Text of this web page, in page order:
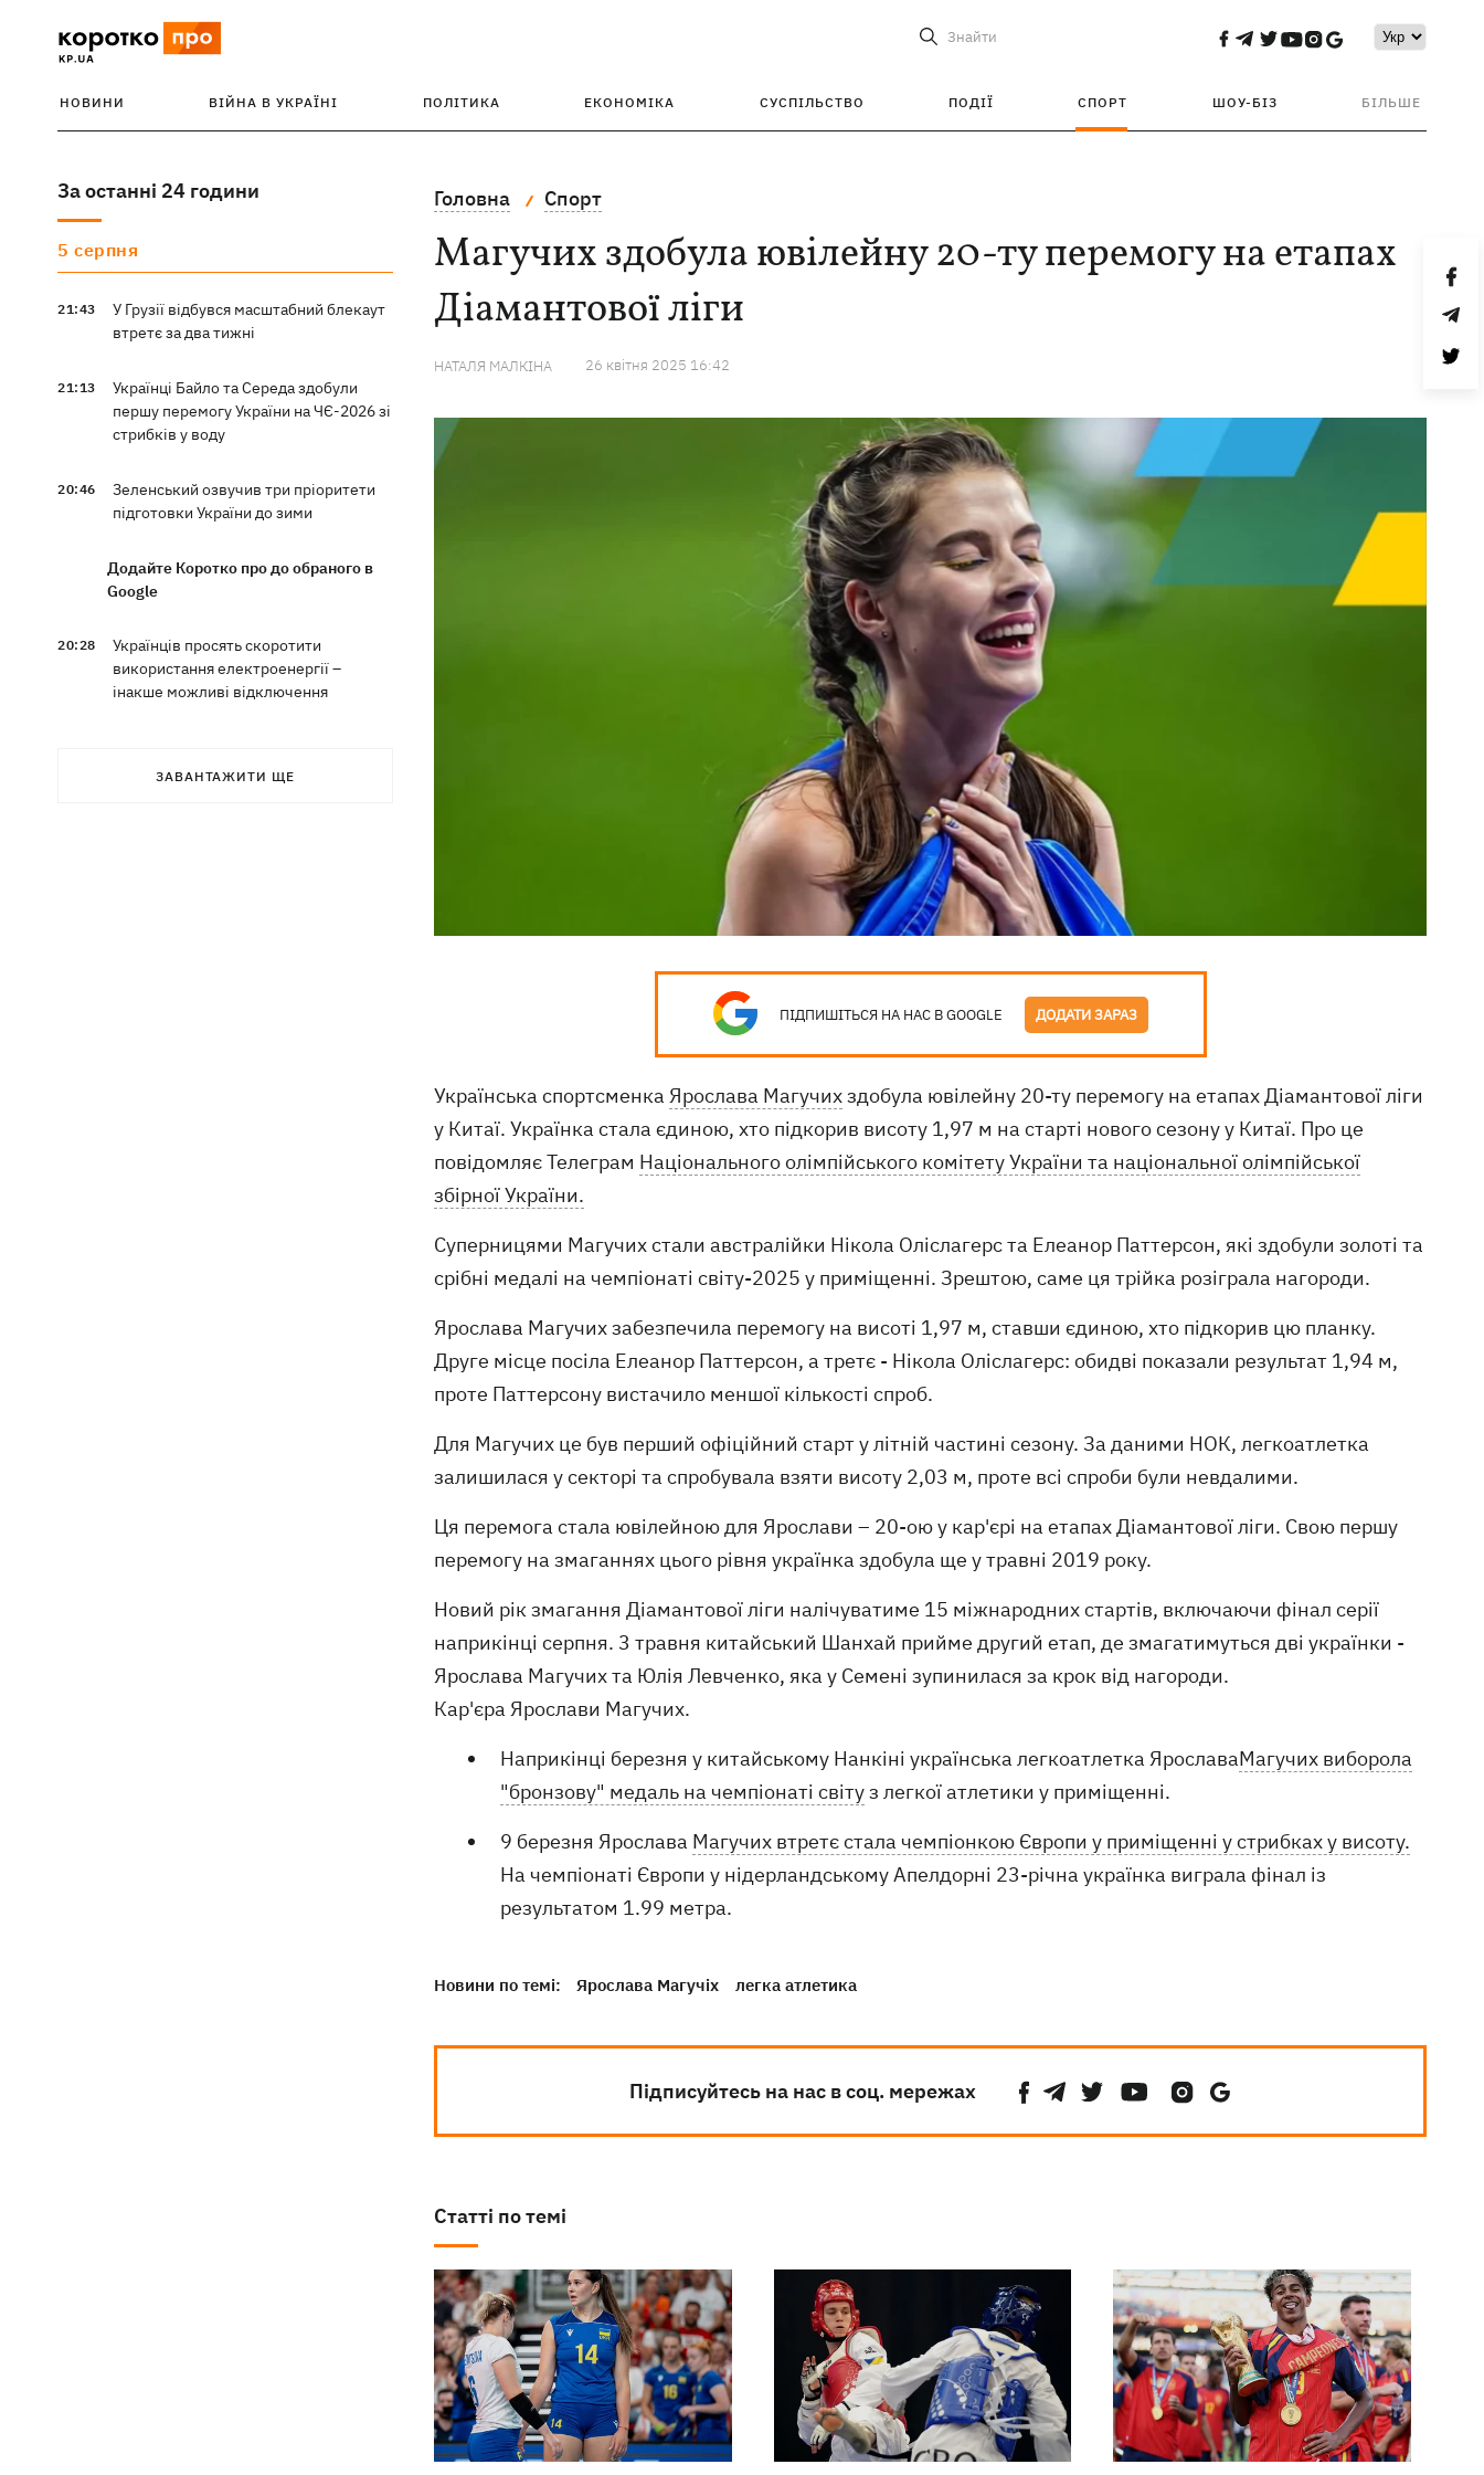
Знайти
НОВИНИ ВІЙНА В УКРАЇНІ ПОЛІТИКА ЕКОНОМІКА СУСПІЛЬСТВО ПОДІЇ СПОРТ ШОУ-БІЗ БІЛЬШЕ
За останні 24 години
5 серпня
21:43
У Грузії відбувся масштабний блекаут
втретє за два тижні
21:13
Українці Байло та Середа здобули
першу перемогу України на ЧЄ-2026 зі
стрибків у воду
20:46
Зеленський озвучив три пріоритети
підготовки України до зими
Додайте Коротко про до обраного в
Google
20:28
Українців просять скоротити
використання електроенергії –
інакше можливі відключення
блискавки просто на полі
ЗАВАНТАЖИТИ ЩЕ
Головна Спорт
Магучих здобула ювілейну 20-ту перемогу на етапах
Діамантової ліги
НАТАЛЯ МАЛКІНА 26 квiтня 2025 16:42
ПІДПИШІТЬСЯ НА НАС В GOOGLE ДОДАТИ ЗАРАЗ
Українська спортсменка Ярослава Магучихздобула ювілейну 20-ту перемогу на етапах Діамантової ліги
у Китаї. Українка стала єдиною, хто підкорив висоту 1,97 м на старті нового сезону у Китаї. Про це
повідомляє Телеграм Національного олімпійського комітету України та національної олімпійської
збірної України.
Суперницями Магучих стали австралійки Нікола Оліслагерс та Елеанор Паттерсон, які здобули золоті та
срібні медалі на чемпіонаті світу-2025 у приміщенні. Зрештою, саме ця трійка розіграла нагороди.
Ярослава Магучих забезпечила перемогу на висоті 1,97 м, ставши єдиною, хто підкорив цю планку.
Друге місце посіла Елеанор Паттерсон, а третє - Нікола Оліслагерс: обидві показали результат 1,94 м,
проте Паттерсону вистачило меншої кількості спроб.
Для Магучих це був перший офіційний старт у літній частині сезону. За даними НОК, легкоатлетка
залишилася у секторі та спробувала взяти висоту 2,03 м, проте всі спроби були невдалими.
Ця перемога стала ювілейною для Ярослави – 20-ою у кар'єрі на етапах Діамантової ліги. Свою першу
перемогу на змаганнях цього рівня українка здобула ще у травні 2019 року.
Новий рік змагання Діамантової ліги налічуватиме 15 міжнародних стартів, включаючи фінал серії
наприкінці серпня. 3 травня китайський Шанхай прийме другий етап, де змагатимуться дві українки -
Ярослава Магучих та Юлія Левченко, яка у Семені зупинилася за крок від нагороди.
Кар'єра Ярослави Магучих.
Наприкінці березня у китайському Нанкіні українська легкоатлетка ЯрославаМагучих виборола
"бронзову" медаль на чемпіонаті світуз легкої атлетики у приміщенні.
9 березня Ярослава Магучих втретє стала чемпіонкою Європи у приміщенні у стрибках у висоту.
На чемпіонаті Європи у нідерландському Апелдорні 23-річна українка виграла фінал із
результатом 1.99 метра.
Новини по темі: Ярослава Магучіх легка атлетика
Підписуйтесь на нас в соц. мережах
Статті по темі